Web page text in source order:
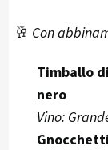
🥂 Con
Timballo
nero
Vino: